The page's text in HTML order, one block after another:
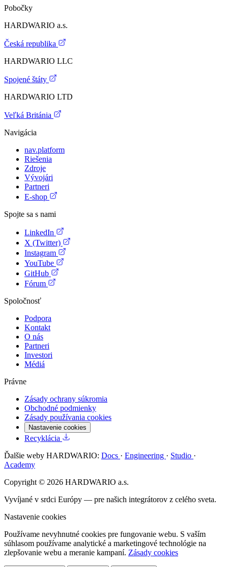
Pobočky
HARDWARIO a.s.
Česká republika
HARDWARIO LLC
Spojené štáty
HARDWARIO LTD
Veľká Británia
Navigácia
nav.platform
Riešenia
Zdroje
Vývojári
Partneri
E-shop
Spojte sa s nami
LinkedIn
X (Twitter)
Instagram
YouTube
GitHub
Fórum
Spoločnosť
Podpora
Kontakt
O nás
Partneri
Investori
Médiá
Právne
Zásady ochrany súkromia
Obchodné podmienky
Zásady používania cookies
Nastavenie cookies
Recyklácia
Ďalšie weby HARDWARIO: Docs · Engineering · Studio ·
Academy
Copyright © 2026 HARDWARIO a.s.
Vyvíjané v srdci Európy — pre našich integrátorov z celého sveta.
Nastavenie cookies
Používame nevyhnutné cookies pre fungovanie webu. S vaším
súhlasom používame analytické a marketingové technológie na
zlepšovanie webu a meranie kampaní. Zásady cookies